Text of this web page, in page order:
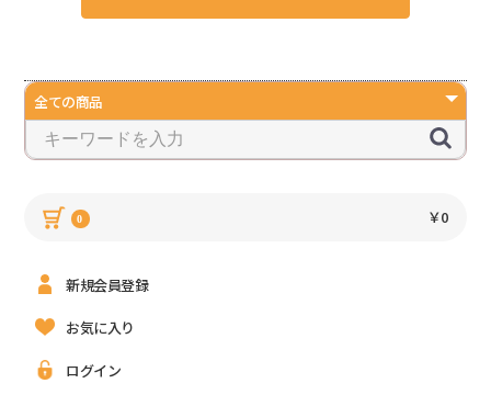
0 ￥0
新規会員登録
お気に入り
ログイン